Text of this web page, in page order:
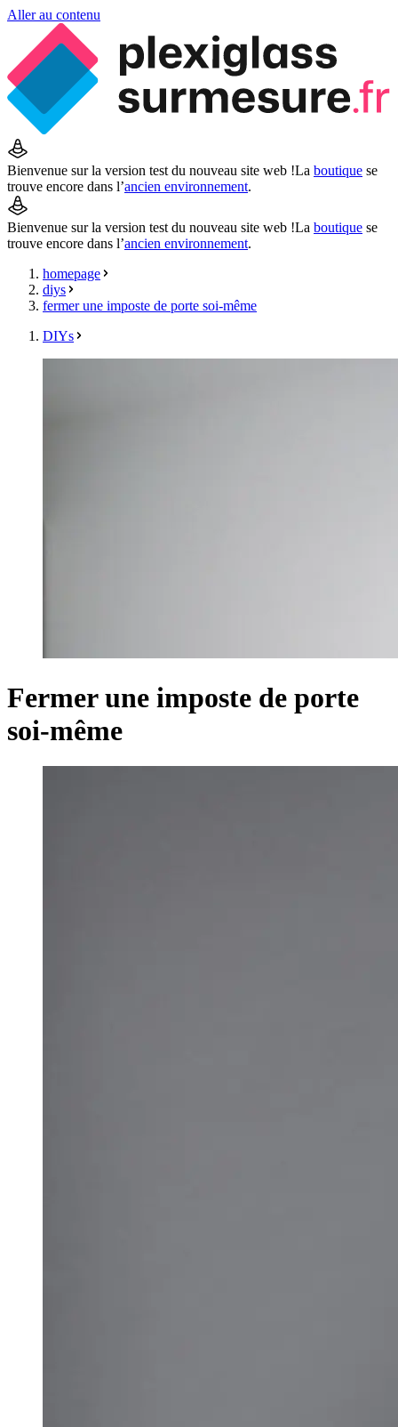
Aller au contenu
Bienvenue sur la version test du nouveau site web !La boutique se
trouve encore dans l’ancien environnement.
Bienvenue sur la version test du nouveau site web !La boutique se
trouve encore dans l’ancien environnement.
homepage
diys
fermer une imposte de porte soi-même
DIYs
Fermer une imposte de porte
soi-même